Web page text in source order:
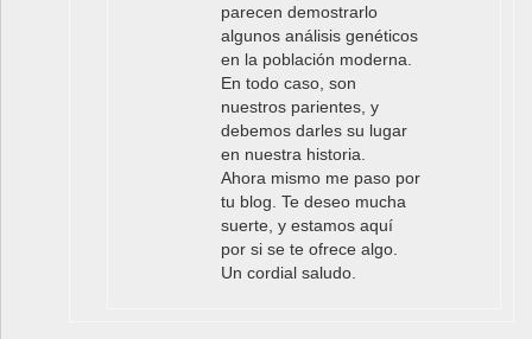
parecen demostrarlo
algunos análisis genéticos
en la población moderna.
En todo caso, son
nuestros parientes, y
debemos darles su lugar
en nuestra historia.
Ahora mismo me paso por
tu blog. Te deseo mucha
suerte, y estamos aquí
por si se te ofrece algo.
Un cordial saludo.